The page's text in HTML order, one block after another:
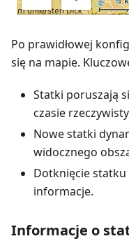
Po prawidłowej
się na mapie.
Statki poruszają
czasie
Nowe statki
widocznego
Dotknięcie statku
informacje.
Informacje o